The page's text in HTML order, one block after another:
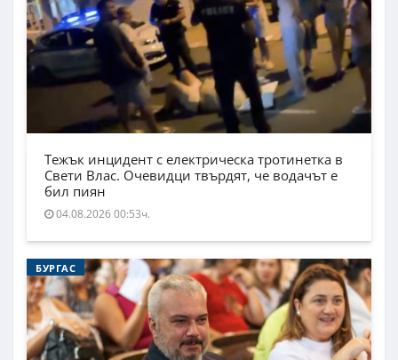
Тежък инцидент с електрическа тротинетка в
Свети Влас. Очевидци твърдят, че водачът е
бил пиян
04.08.2026 00:53ч.
БУРГАС